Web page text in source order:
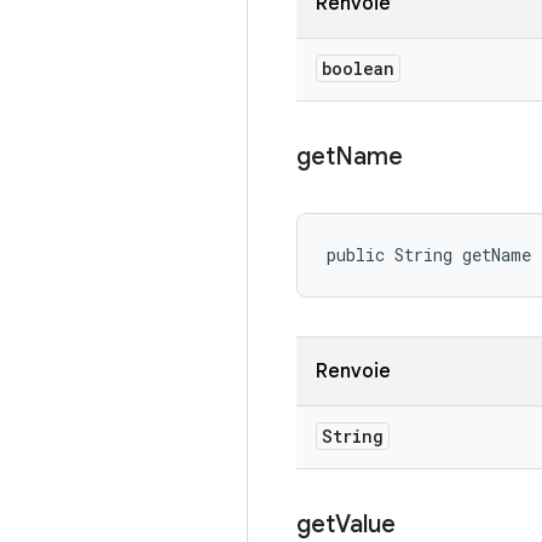
boolean
getName
public String
Renvoie
String
getValue